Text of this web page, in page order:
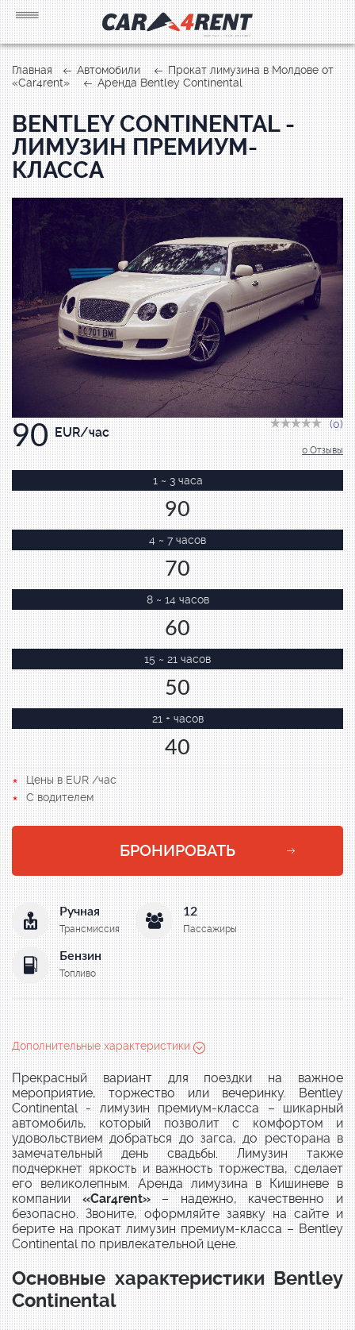
Главная Автомобили
Прокат лимузина в Молдове от
«Car4rent»
Аренда Bentley Continental
BENTLEY CONTINENTAL -
ЛИМУЗИН ПРЕМИУМ-
КЛАССА
90 EUR/час
(0)
0 Отзывы
1 ~ 3 часа
90
4 ~ 7 часов
70
8 ~ 14 часов
60
15 ~ 21 часов
50
21 + часов
40
Цены в EUR /час
С водителем
БРОНИРОВАТЬ
Ручная
Трансмиссия
12
Пассажиры
Бензин
Топливо
Дополнительные характеристики
Прекрасный вариант для поездки на важное
мероприятие, торжество или вечеринку. Bentley
Continental - лимузин премиум-класса – шикарный
автомобиль, который позволит с комфортом и
удовольствием добраться до загса, до ресторана в
замечательный день свадьбы. Лимузин также
подчеркнет яркость и важность торжества, сделает
его великолепным. Аренда лимузина в Кишиневе в
компании«Car4rent»– надежно, качественно и
безопасно. Звоните, оформляйте заявку на сайте и
берите на прокат лимузин премиум-класса – Bentley
Continental по привлекательной цене.
Основные характеристики Bentley
Continental